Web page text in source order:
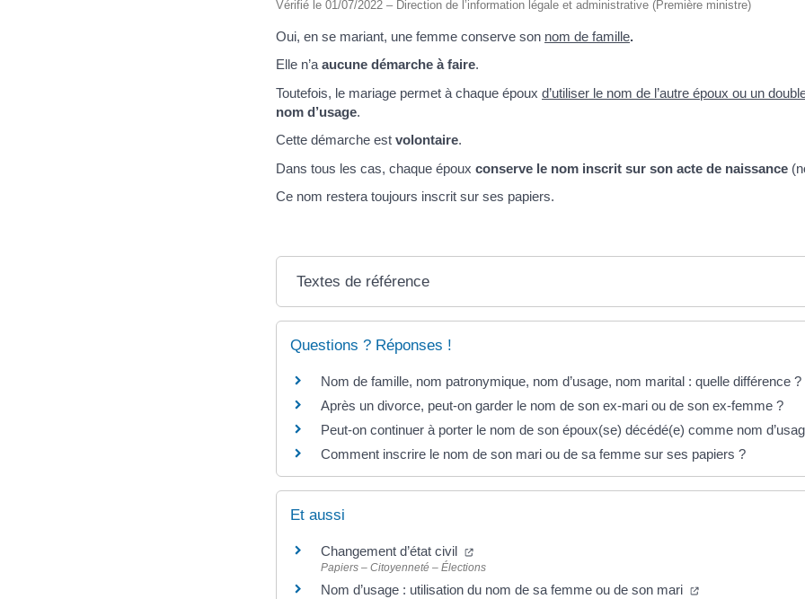
Vérifié le 01/07/2022 – Direction de l’information légale et administrative (Première ministre)
Oui, en se mariant, une femme conserve son nom de famille.
Elle n’a aucune démarche à faire.
Toutefois, le mariage permet à chaque époux d’utiliser le nom de l’autre époux ou un
nom d’usage.
Cette démarche est volontaire.
Dans tous les cas, chaque époux conserve le nom inscrit sur son acte de naissance
Ce nom restera toujours inscrit sur ses papiers.
Textes de référence
Questions ? Réponses !
Nom de famille, nom patronymique, nom d’usage, nom marital : quelle différence ?
Après un divorce, peut-on garder le nom de son ex-mari ou de son ex-femme ?
Peut-on continuer à porter le nom de son époux(se) décédé(e) comme nom
Comment inscrire le nom de son mari ou de sa femme sur ses papiers ?
Et aussi
Changement d’état civil
Papiers – Citoyenneté – Élections
Nom d’usage : utilisation du nom de sa femme ou de son mari